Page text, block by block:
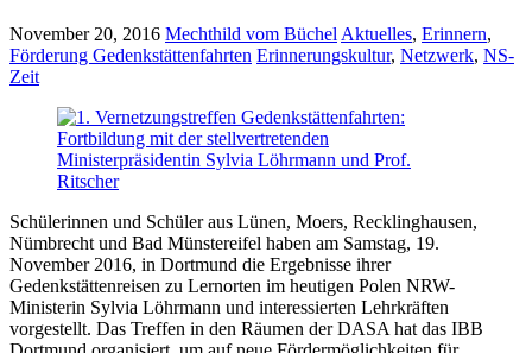
November 20, 2016 Mechthild vom Büchel Aktuelles, Erinnern,
Förderung Gedenkstättenfahrten Erinnerungskultur, Netzwerk, NS-
Zeit
Schülerinnen und Schüler aus Lünen, Moers, Recklinghausen,
Nümbrecht und Bad Münstereifel haben am Samstag, 19.
November 2016, in Dortmund die Ergebnisse ihrer
Gedenkstättenreisen zu Lernorten im heutigen Polen NRW-
Ministerin Sylvia Löhrmann und interessierten Lehrkräften
vorgestellt. Das Treffen in den Räumen der DASA hat das IBB